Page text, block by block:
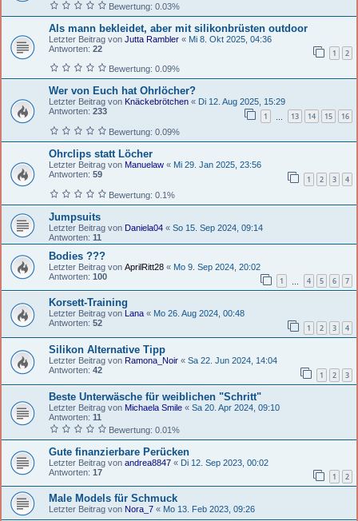
Bewertung: 0.03%
Als mann bekleidet, aber mit silikonbrüsten outdoor
Letzter Beitrag von Jutta Rambler « Mi 8. Okt 2025, 04:36
Antworten: 22 1 2
Bewertung: 0.09%
Wer von Euch hat Ohrlöcher?
Letzter Beitrag von Knäckebrötchen « Di 12. Aug 2025, 15:29
Antworten: 233 1 13 14 15 16
Bewertung: 0.09%
Ohrclips statt Löcher
Letzter Beitrag von Manuelaw « Mi 29. Jan 2025, 23:56
Antworten: 59 1 2 3 4
Bewertung: 0.1%
Jumpsuits
Letzter Beitrag von Daniela04 « So 15. Sep 2024, 09:14
Antworten: 11
Bodies ???
Letzter Beitrag von AprilRitt28 « Mo 9. Sep 2024, 20:02
Antworten: 100 1 4 5 6 7
Korsett-Training
Letzter Beitrag von Lana « Mo 26. Aug 2024, 00:48
Antworten: 52 1 2 3 4
Silikon Alternative Tipp
Letzter Beitrag von Ramona_Noir « Sa 22. Jun 2024, 14:04
Antworten: 42 1 2 3
Beste Unterwäsche für weiblichen "Schritt"
Letzter Beitrag von Michaela Smile « Sa 20. Apr 2024, 09:10
Antworten: 11
Bewertung: 0.01%
Gute finanzierbare Perücken
Letzter Beitrag von andrea8847 « Di 12. Sep 2023, 00:02
Antworten: 17 1 2
Male Models für Schmuck
Letzter Beitrag von Nora_7 « Mo 13. Feb 2023, 09:26